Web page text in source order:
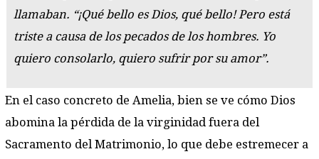
llamaban. “¡Qué bello es Dios, qué bello! Pero está
triste a causa de los pecados de los hombres. Yo
quiero consolarlo, quiero sufrir por su amor”.
En el caso concreto de Amelia, bien se ve cómo Dios
abomina la pérdida de la virginidad fuera del
Sacramento del Matrimonio, lo que debe estremecer a